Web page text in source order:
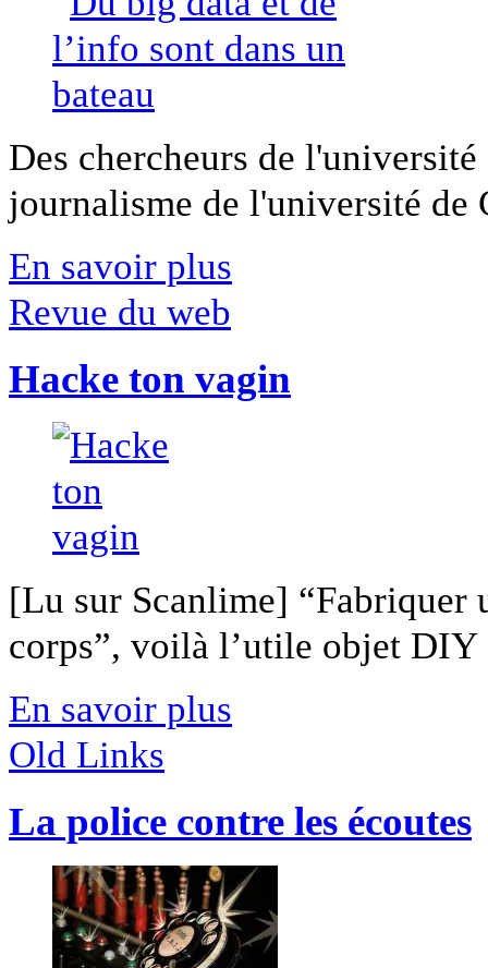
Des chercheurs de
journalisme de l'université
En savoir plus
Revue du web
Hacke ton vagin
[Lu sur Scanlime] “Fabriquer
corps”, voilà l’utile objet
En savoir plus
Old Links
La police contre les écoutes